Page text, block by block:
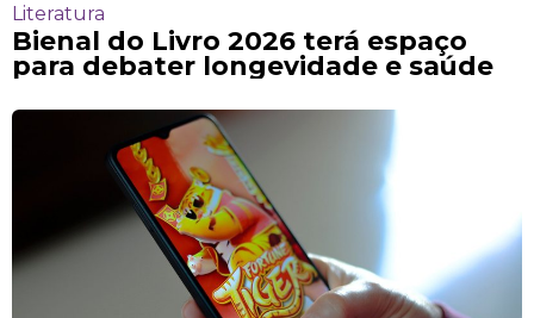
Literatura
Bienal do Livro 2026 terá espaço
para debater longevidade e saúde